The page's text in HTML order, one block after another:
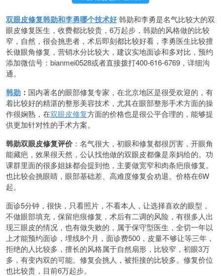
双眼皮修复韩勋和李勇哪个技术好韩勋和李勇是名气比较大的双
眼皮修复医生，收费都比较贵，6万起步，韩勋的风格做的比较
窄，自然，很会挑患者，术后即刻都比较好看，李勇医生比较擅
长做眼角修复，营销水分比较大，建议实地面诊和多对比，预约
添加微信号：bianmei0528或者直接拨打400-616-6769，详细沟
通。
韩勋 ： 国内著名的眼部修复专家，在北京地区是很受欢迎的，有
着比较好的精湛的整形美容技术，尤其在眼部整形手术方面的操
作很娴熟，在双眼皮修复方面的价格也是很公平合理的，能够提
供更加针对性的手术方案。
韩勋双眼皮修复评价 ：名气很大，初眼和修复都很厉害，开眼角
能藏疤，效果很天然，公认找他做的双眼皮都像是亲妈给的。功
课群里面的很多姐妹都会提到他，主要做宽窄和肉条疤痕修复。
也比较会挑眼睛，眼部基础差、高难度修复会劝退。价格在6W
起。
面诊5分钟，很快，只看照片，不看本人，让选择喜欢的眼型，
不做眼部填充，保留疤痕修复，术后有二调的风险，有很多人出
现三眼皮的情况，也有做失败的，属于保守型医生，全切一年以
上才能预约面诊，埋线8个月，面诊费500，皮量不够让等三年，
拒绝的人比较多，擅长的风格属于自然扇形，比较窄，初眼3万
多，有变内双的可能。修复会挑人，被拒接的比较多。修复价位
也比较贵，目前6万起步。